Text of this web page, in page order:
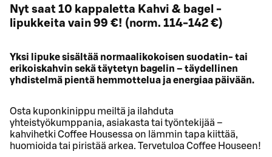
Nyt saat 10 kappaletta Kahvi & bagel -
lipukkeita vain 99 €! (norm. 114-142 €)
Yksi lipuke sisältää normaalikokoisen suodatin- tai
erikoiskahvin sekä täytetyn bagelin – täydellinen
yhdistelmä pientä hemmottelua ja energiaa päivään.
Osta kuponkinippu meiltä ja ilahduta
yhteistyökumppania, asiakasta tai työntekijää –
kahvihetki Coffee Housessa on lämmin tapa kiittää,
huomioida tai piristää arkea. Tervetuloa Coffee Houseen!